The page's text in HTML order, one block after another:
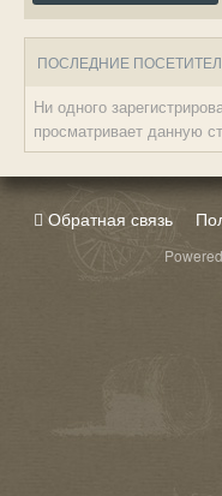
ПОСЛЕДНИЕ
Ни одного
просматривает данную
Обратная связь